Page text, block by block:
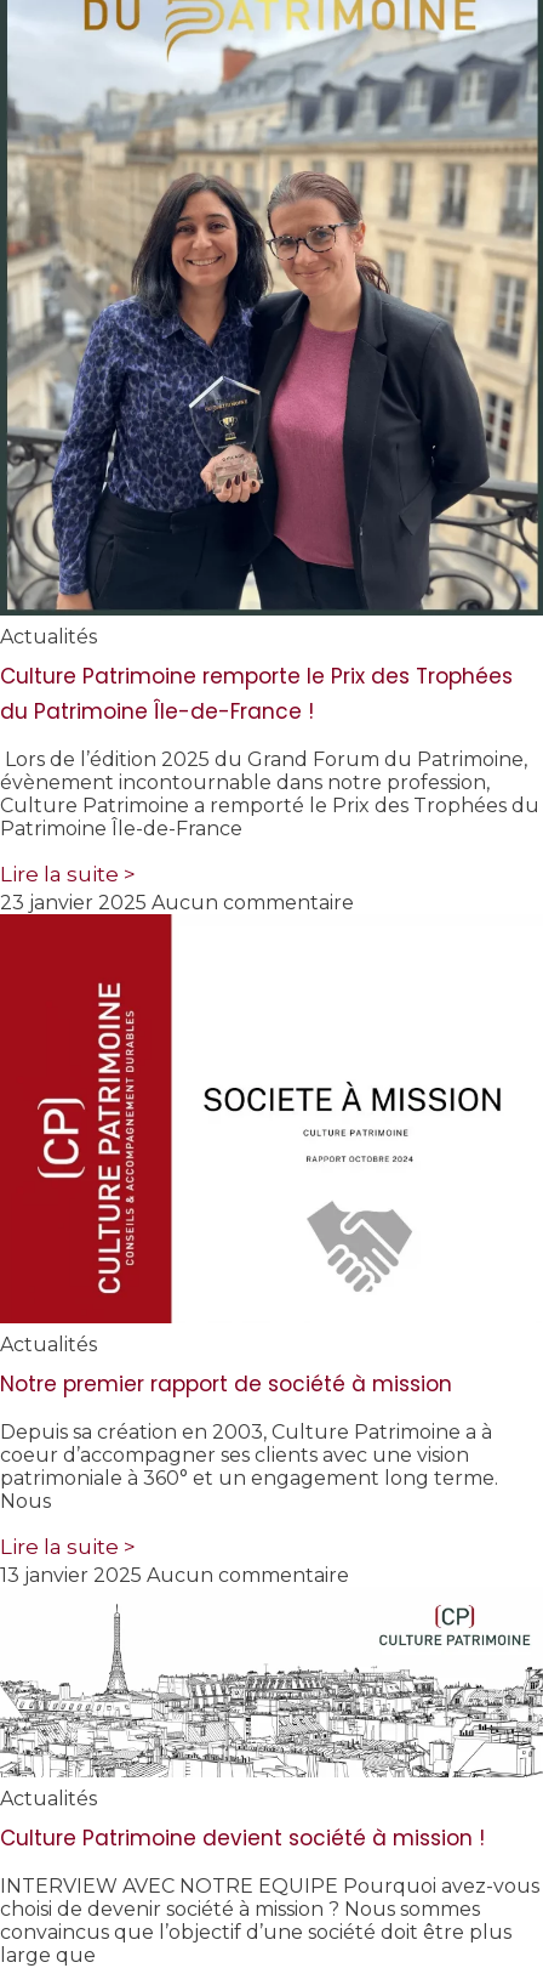
Actualités
Culture Patrimoine remporte le Prix des Trophées
du Patrimoine Île-de-France !
Lors de l’édition 2025 du Grand Forum du Patrimoine,
évènement incontournable dans notre profession,
Culture Patrimoine a remporté le Prix des Trophées du
Patrimoine Île-de-France
Lire la suite >
23 janvier 2025 Aucun commentaire
Actualités
Notre premier rapport de société à mission
Depuis sa création en 2003, Culture Patrimoine a à
coeur d’accompagner ses clients avec une vision
patrimoniale à 360° et un engagement long terme.
Nous
Lire la suite >
13 janvier 2025 Aucun commentaire
Actualités
Culture Patrimoine devient société à mission !
INTERVIEW AVEC NOTRE EQUIPE Pourquoi avez-vous
choisi de devenir société à mission ? Nous sommes
convaincus que l’objectif d’une société doit être plus
large que